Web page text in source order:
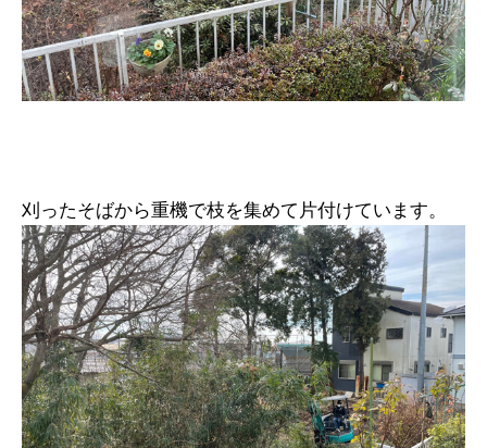
刈ったそばから重機で枝を集めて片付けています。